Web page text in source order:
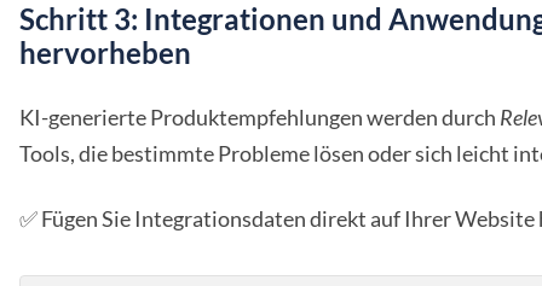
Schritt 3: Integrationen und
hervorheben
KI-generierte Produktempfehlungen werden durch
Tools, die bestimmte Probleme lösen oder sich leicht
✅ Fügen Sie Integrationsdaten direkt auf Ihrer Website